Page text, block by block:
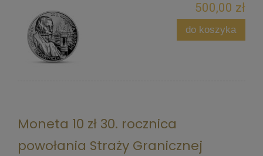
500,00 zł
do koszyka
Moneta 10 zł 30. rocznica
powołania Straży Granicznej